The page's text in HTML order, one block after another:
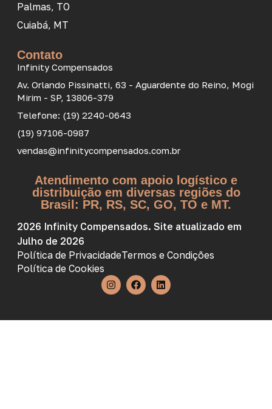
Palmas, TO
Cuiabá, MT
Contato
Infinity Compensados
Av. Orlando Pissinatti, 63 - Aguardente do Reino, Mogi
Mirim - SP, 13806-379
Telefone: (19) 2240-0643
(19) 97106-0987
vendas@infinitycompensados.com.br
Atendimento com apoio logístico e
distribuição em diversas regiões do
Brasil: PR, RS, SC, GO, TO e MT.
2026 Infinity Compensados. Site atualizado em
Julho de 2026
Política de PrivacidadeTermos e Condições
Política de Cookies